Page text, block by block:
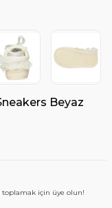
Beyaz
toplamak için üye olun!